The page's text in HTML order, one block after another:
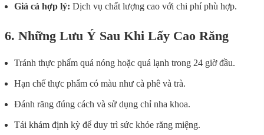
Giá cả hợp lý: Dịch vụ chất lượng cao với chi phí phù hợp.
6. Những Lưu Ý Sau Khi Lấy Cao Răng
Tránh thực phẩm quá nóng hoặc quá lạnh trong 24 giờ đầu.
Hạn chế thực phẩm có màu như cà phê và trà.
Đánh răng đúng cách và sử dụng chỉ nha khoa.
Tái khám định kỳ để duy trì sức khỏe răng miệng.